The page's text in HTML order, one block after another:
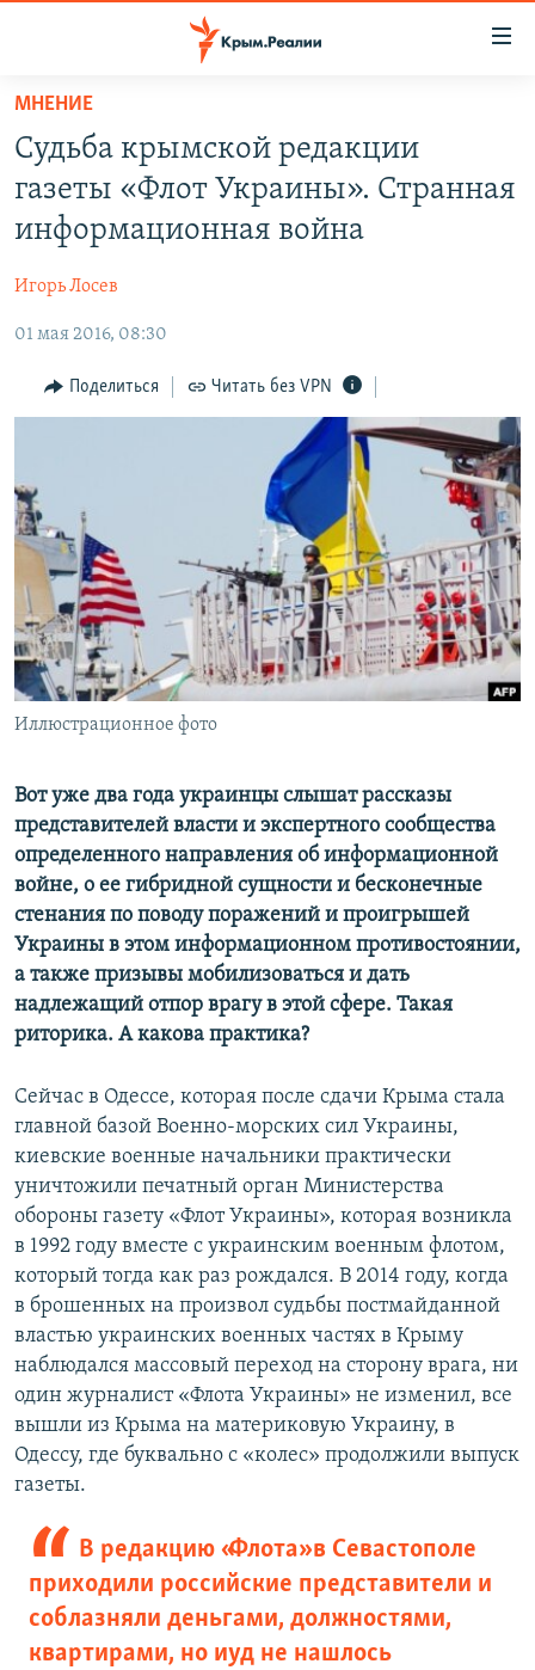
Вернуться
основному
содержанию
Вернутся
главной
навигации
Вернутся
поиску
НОВОСТИ
СПЕЦПРОЕКТЫ
ГРУЗ 200
11 ЛЕТ ОККУПАЦИИ КРЫМА. 11 ИСТОРИЙ СОПРОТИВЛЕНИЯ
ВОДА
ЕЩЕ
ИНТЕРАКТИВ
ИНФОГРАФИКА
ПРОПАВШИЕ БЕЗ ВЕСТИ
ПОБЕДИТЕЛЕЙ НЕ СУДЯТ?
КРЫМ.НЕПОКОРЕННЫЙ
ELIFBE
УКРАИНСКАЯ ПРОБЛЕМА КРЫМА
РАДІО СВОБОДА
КАК ОБОЙТИ БЛОКИРОВКУ
Qırımtatar
ПРИСОЕДИНЯЙТЕСЬ!
Все сайты RFE/RL
МНЕНИЕ
Судьба крымской редакции
газеты «Флот Украины». Странная
информационная война
Игорь Лосев
01 мая 2016, 08:30
Поделиться Читать без VPN
Иллюстрационное фото
Вот уже два года украинцы слышат рассказы
представителей власти и экспертного сообщества
определенного направления об информационной
войне, о ее гибридной сущности и бесконечные
стенания по поводу поражений и проигрышей
Украины в этом информационном противостоянии,
а также призывы мобилизоваться и дать
надлежащий отпор врагу в этой сфере. Такая
риторика. А какова практика?
Сейчас в Одессе, которая после сдачи Крыма стала
главной базой Военно-морских сил Украины,
киевские военные начальники практически
уничтожили печатный орган Министерства
обороны газету «Флот Украины», которая возникла
в 1992 году вместе с украинским военным флотом,
который тогда как раз рождался. В 2014 году, когда
в брошенных на произвол судьбы постмайданной
властью украинских военных частях в Крыму
наблюдался массовый переход на сторону врага, ни
один журналист «Флота Украины» не изменил, все
вышли из Крыма на материковую Украину, в
Одессу, где буквально с «колес» продолжили выпуск
газеты.
В редакцию «Флота» в Севастополе
приходили российские представители и
соблазняли деньгами, должностями,
квартирами, но иуд не нашлось